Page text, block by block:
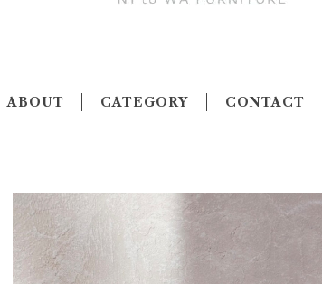
ABOUT CATEGORY CONTACT